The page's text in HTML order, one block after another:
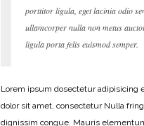
porttitor ligula, eget lacinia odio
ullamcorper nulla non metus
ligula porta felis euismod semper.
Lorem ipsum dosectetur adipisicing
dolor sit amet, consectetur Nulla
dignissim congue. Mauris